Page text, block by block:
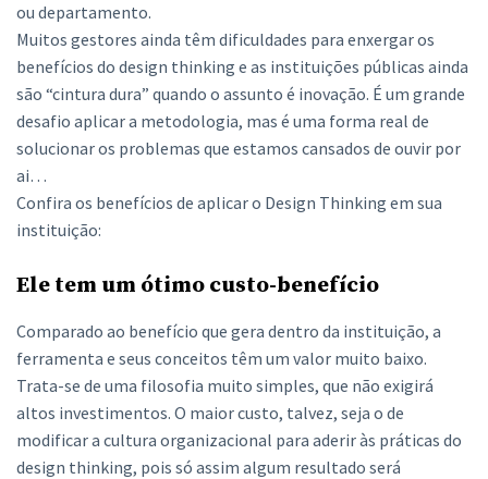
ou departamento.
Muitos gestores ainda têm dificuldades para enxergar os
benefícios do design thinking e as instituições públicas ainda
são “cintura dura” quando o assunto é inovação. É um grande
desafio aplicar a metodologia, mas é uma forma real de
solucionar os problemas que estamos cansados de ouvir por
ai…
Confira os benefícios de aplicar o Design Thinking em sua
instituição:
Ele tem um ótimo custo-benefício
Comparado ao benefício que gera dentro da instituição, a
ferramenta e seus conceitos têm um valor muito baixo.
Trata-se de uma filosofia muito simples, que não exigirá
altos investimentos. O maior custo, talvez, seja o de
modificar a cultura organizacional para aderir às práticas do
design thinking, pois só assim algum resultado será